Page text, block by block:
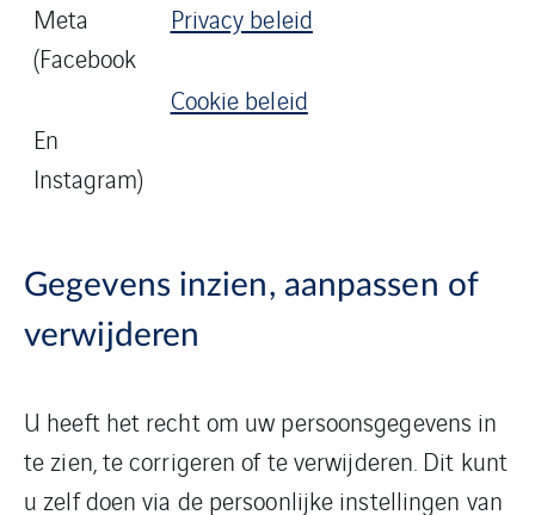
Meta
(Facebook
En
Instagram)
Privacy beleid
Cookie beleid
Gegevens inzien, aanpassen of
verwijderen
U heeft het recht om uw persoonsgegevens in
te zien, te corrigeren of te verwijderen. Dit kunt
u zelf doen via de persoonlijke instellingen van